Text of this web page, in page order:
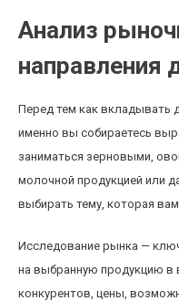
Анализ
направления
Перед тем как вкладывать
именно вы собираетесь
заниматься зерновыми,
молочной продукцией или
выбирать тему, которая
Исследование рынка —
на выбранную продукцию в
конкурентов, цены,